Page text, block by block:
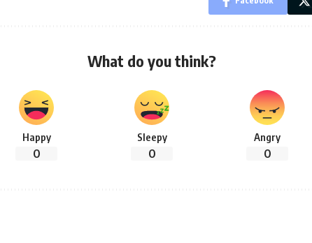
What do you think?
Happy
0
Sleepy
0
Angry
0